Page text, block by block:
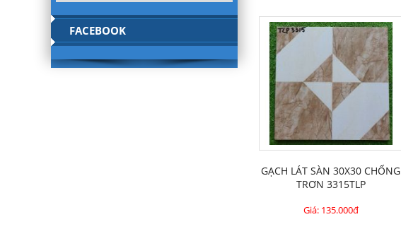
GẠCH LÁT SÀN 30X30 CHỐNG
TRƠN 3315TLP
Giá: 135.000đ
FACEBOOK